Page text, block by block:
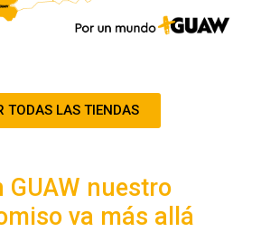
TODAS LAS TIENDAS
GUAW nuestro
va más allá